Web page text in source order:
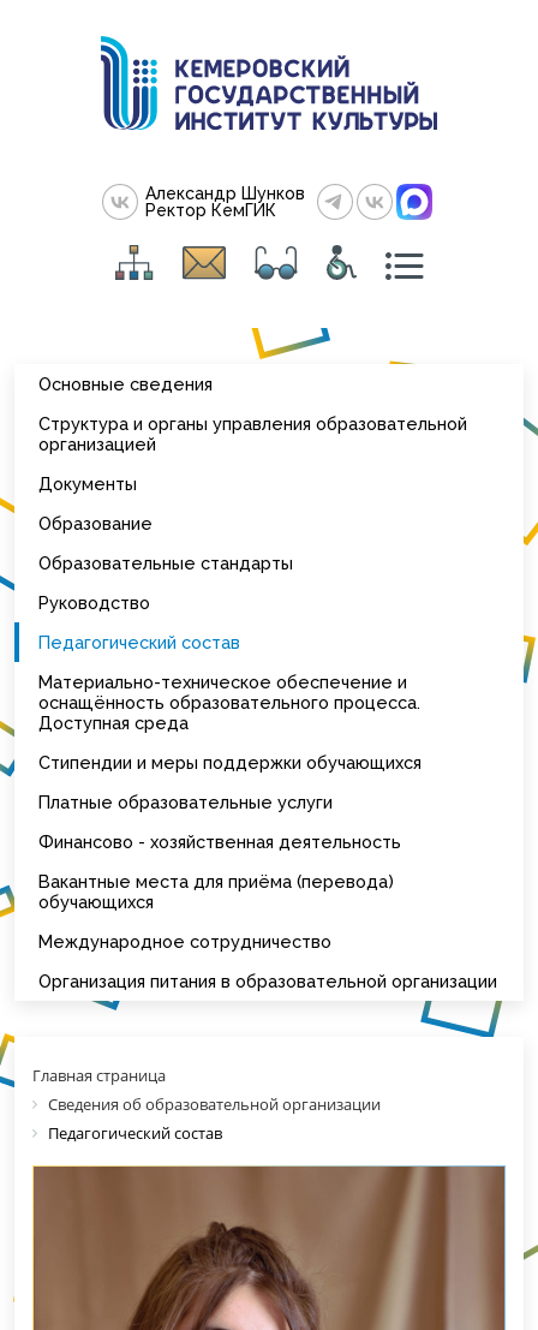
Александр Шунков
Ректор КемГИК
Основные сведения
Структура и органы управления образовательной
организацией
Документы
Образование
Образовательные стандарты
Руководство
Педагогический состав
Материально-техническое обеспечение и
оснащённость образовательного процесса.
Доступная среда
Стипендии и меры поддержки обучающихся
Платные образовательные услуги
Финансово - хозяйственная деятельность
Вакантные места для приёма (перевода)
обучающихся
Международное сотрудничество
Организация питания в образовательной организации
Главная страница
Сведения об образовательной организации
Педагогический состав